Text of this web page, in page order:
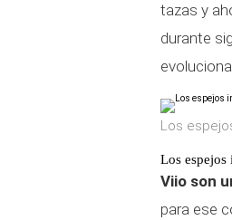
tazas y
durante
Los
Los espejos
Viio son
para ese